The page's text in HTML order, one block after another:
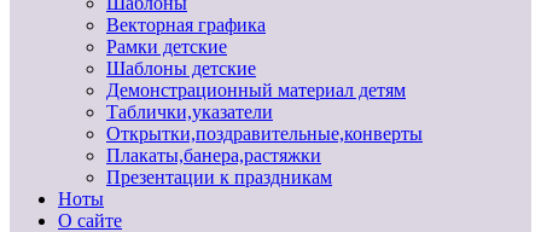
Векторная графика
Рамки детские
Шаблоны детские
Демонстрационный материал детям
Таблички,указатели
Открытки,поздравительные,конверты
Плакаты,банера,растяжки
Презентации к праздникам
Ноты
О сайте